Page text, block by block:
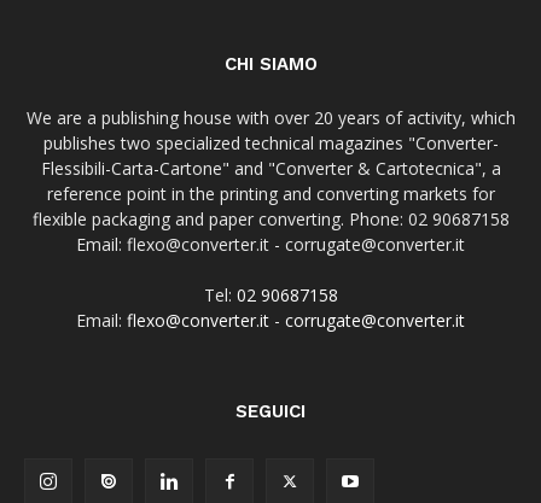
CHI SIAMO
We are a publishing house with over 20 years of activity, which
publishes two specialized technical magazines "Converter-
Flessibili-Carta-Cartone" and "Converter & Cartotecnica", a
reference point in the printing and converting markets for
flexible packaging and paper converting. Phone: 02 90687158
Email: flexo@converter.it - corrugate@converter.it
Tel: 02 90687158
Email: flexo@converter.it - corrugate@converter.it
SEGUICI